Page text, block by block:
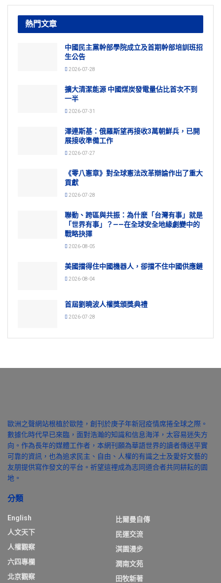
熱門文章
中國民主黨幹部學院成立及首期幹部培訓班招
生公告
2026-07-28
擴大清潔能源 中國煤炭發電量佔比首次不到
一半
2026-07-31
澤連斯基：俄羅斯望再接收3萬朝鮮兵，已開
展接收準備工作
2026-07-27
《零八憲章》對全球憲法改革辯論作出了重大
貢獻
2026-07-28
聯動、跨區與共振：為什麽「台灣有事」就是
「世界有事」？——在全球安全地緣劇變中的
戰略抉擇
2026-08-05
美國擋得住中國機器人，卻擋不住中國供應鏈
2026-08-04
首屆劉曉波人權獎頒獎典禮
2026-07-28
歐洲之聲網站根植於歐陸，創刊於庚子年新冠疫情席捲全球之際。
數據化時代早已來臨，面對浩瀚的知識和信息海洋，太容易迷失方
向。作為長年的媒體工作者，本網刊願為華語世界的讀者傳送平實
可靠的資訊，也為追求民主、自由、人權的有識之士及愛好文藝的
友朋提供寫作發文的平台。祈望這裡成為志同道合者共同耕耘的園
地。
分類
English
人文天下
人權觀察
六四專欄
北京觀察
比爾曼自傳
民運交流
淇園漫步
潤南文苑
田牧新著